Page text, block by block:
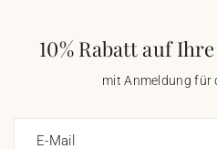
10% Rabatt auf
mit Anmeldung für
E-Mail